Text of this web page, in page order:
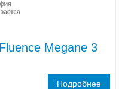
Megane 3
Подробнее